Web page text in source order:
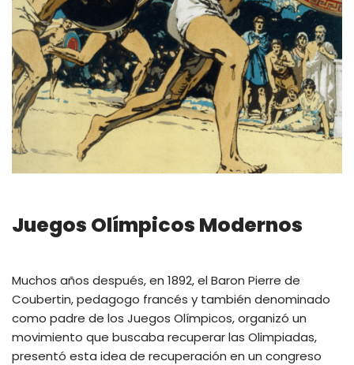
Juegos Olímpicos Modernos
Muchos años después, en 1892, el Baron Pierre de
Coubertin, pedagogo francés y también denominado
como padre de los Juegos Olímpicos, organizó un
movimiento que buscaba recuperar las Olimpiadas,
presentó esta idea de recuperación en un congreso